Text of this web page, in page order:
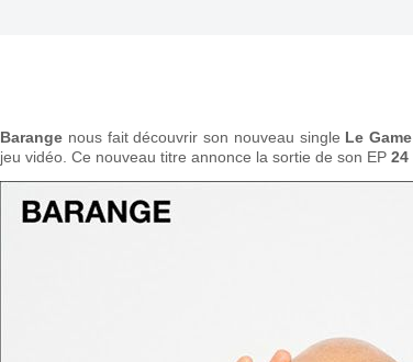
Barange nous fait découvrir son nouveau single Le Game
jeu vidéo. Ce nouveau titre annonce la sortie de son EP 24